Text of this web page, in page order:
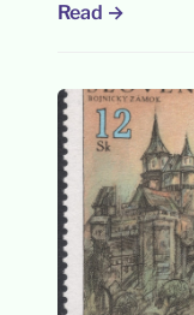
Read →